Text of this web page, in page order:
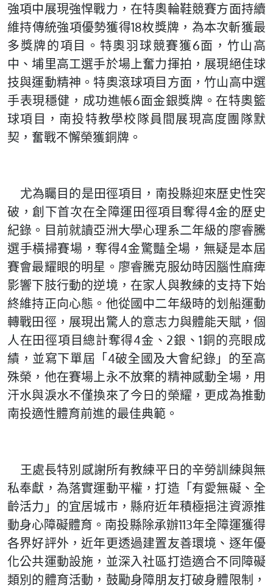
強項中展現強悍戰力，在特奧輪鞋競賽方面持續
維持傳統強項優勢獲得18枚獎牌，為本次斬獲最
多獎牌的項目。特奧羽球競賽獲6面，竹山高
中、埔里高工選手於場上奮力揮拍，展現絕佳球
技與運動精神。特奧滾球項目方面，竹山高中選
手表現穩健，成功進帳6面金銀獎牌。在特奧籃
球項目，南投特教學校隊員間展現高度團隊默
契，奮戰不懈榮獲銅牌。
尤為矚目的是田徑項目，南投縣迎來歷史性突
破，創下首次在全障運田徑項目奪得4金的歷史
紀錄。目前就讀亞洲大學心理系二年級的廖睿騰
選手橫掃賽場，奪得4金驚豔全場，無疑是本屆
賽會最耀眼的明星。廖睿騰克服幼時因腦性麻痺
影響下肢行動的逆境，在家人與教練的支持下始
終維持正向心態。他從國中二年級時的划船運動
轉戰田徑，展現出驚人的意志力與體能天賦，個
人在田徑項目總計奪得4金、2銀、1銅的亮眼成
績，並寫下單屆「4破全國及大會紀錄」的至高
殊榮，他在賽場上永不放棄的精神感動全場，用
汗水與淚水不僅換來了今日的榮耀，更成為推動
南投適性體育前進的最佳典範。
王處長特別感謝所有教練平日的辛勞訓練與無
私奉獻，為落實運動平權，打造「有愛無礙、全
齡活力」的宜居城市，縣府近年積極挹注資源推
動身心障礙體育。南投縣除承辦113年全障運獲得
各界好評外，近年更透過建置友善環境、逐年優
化公共運動設施，並深入社區打造適合不同障礙
類別的體育活動，鼓勵身障朋友打破身體限制，